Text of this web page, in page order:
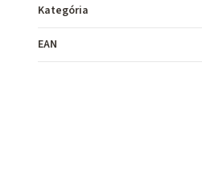
Kategória
EAN